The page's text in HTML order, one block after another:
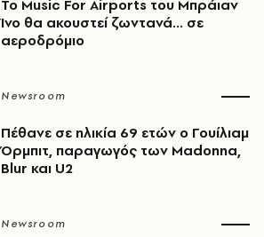
Το Music For Airports του Μπράιαν
Ίνο θα ακουστεί ζωντανά... σε
αεροδρόμιο
Newsroom
Πέθανε σε ηλικία 69 ετών ο Γουίλιαμ
Όρμπιτ, παραγωγός των Madonna,
Blur και U2
Newsroom